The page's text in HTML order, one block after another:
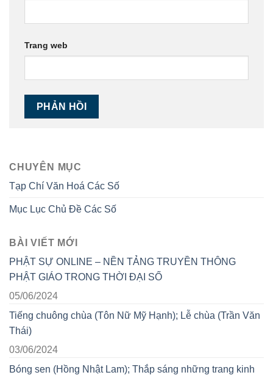
Trang web
CHUYÊN MỤC
Tạp Chí Văn Hoá Các Số
Mục Lục Chủ Đề Các Số
BÀI VIẾT MỚI
PHẬT SỰ ONLINE – NỀN TẢNG TRUYỀN THÔNG
PHẬT GIÁO TRONG THỜI ĐẠI SỐ
05/06/2024
Tiếng chuông chùa (Tôn Nữ Mỹ Hạnh); Lễ chùa (Trần Văn
Thái)
03/06/2024
Bóng sen (Hồng Nhật Lam); Thắp sáng những trang kinh